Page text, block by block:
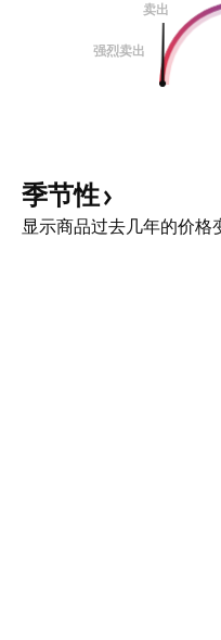
卖出
强烈卖出
季节性
显示商品过去几年的价格